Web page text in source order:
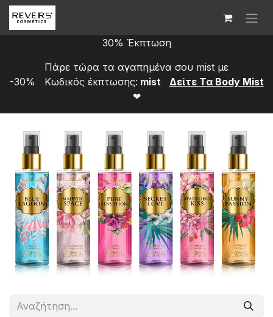
Skip to Content
30% Έκπτωση
Πάρε τώρα τα αγαπημένα σου mist με
-30% Κωδικός έκπτωσης: mist
Δείτε Τα Bod​y Mist
❤